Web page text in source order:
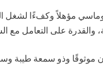
مؤهلاً وكفءًا
والقدرة على التعامل مع
موثوقًا وذو سمعة طيبة